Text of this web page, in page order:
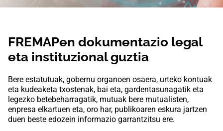
FREMAPen dokumentazio legal
eta instituzional guztia
Bere estatutuak, gobernu organoen osaera, urteko kontuak
eta kudeaketa txostenak, bai eta, gardentasunagatik eta
legezko betebeharragatik, mutuak bere mutualisten,
enpresa elkartuen eta, oro har, publikoaren eskura jartzen
duen beste edozein informazio garrantzitsu ere.